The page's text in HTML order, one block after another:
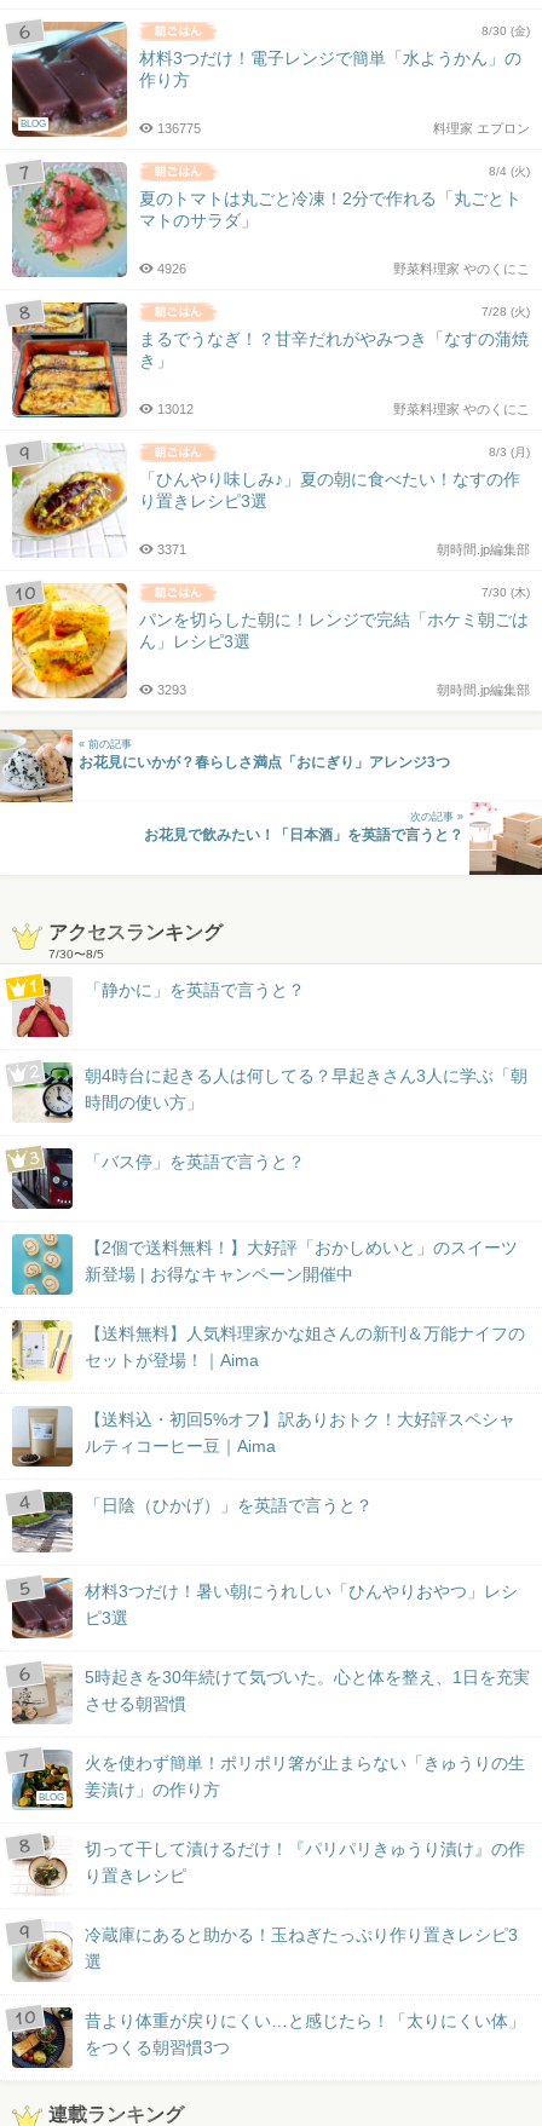
BLOG
8/30 (金)
材料3つだけ！電子レンジで簡単「水ようかん」の
作り方
料理家 エプロン
136775
8/4 (火)
夏のトマトは丸ごと冷凍！2分で作れる「丸ごとト
マトのサラダ」
野菜料理家 やのくにこ
4926
7/28 (火)
まるでうなぎ！？甘辛だれがやみつき「なすの蒲焼
き」
野菜料理家 やのくにこ
13012
8/3 (月)
「ひんやり味しみ♪」夏の朝に食べたい！なすの作
り置きレシピ3選
朝時間.jp編集部
3371
7/30 (木)
パンを切らした朝に！レンジで完結「ホケミ朝ごは
ん」レシピ3選
朝時間.jp編集部
3293
« 前の記事
お花見にいかが？春らしさ満点「おにぎり」アレンジ3つ
次の記事 »
お花見で飲みたい！「日本酒」を英語で言うと？
アクセスランキング
7/30〜8/5
「静かに」を英語で言うと？
朝4時台に起きる人は何してる？早起きさん3人に学ぶ「朝
時間の使い方」
「バス停」を英語で言うと？
【2個で送料無料！】大好評「おかしめいと」のスイーツ
新登場 | お得なキャンペーン開催中
【送料無料】人気料理家かな姐さんの新刊＆万能ナイフの
セットが登場！｜Aima
【送料込・初回5%オフ】訳ありおトク！大好評スペシャ
ルティコーヒー豆｜Aima
「日陰（ひかげ）」を英語で言うと？
材料3つだけ！暑い朝にうれしい「ひんやりおやつ」レシ
ピ3選
5時起きを30年続けて気づいた。心と体を整え、1日を充実
させる朝習慣
BLOG
火を使わず簡単！ポリポリ箸が止まらない「きゅうりの生
姜漬け」の作り方
切って干して漬けるだけ！『パリパリきゅうり漬け』の作
り置きレシピ
冷蔵庫にあると助かる！玉ねぎたっぷり作り置きレシピ3
選
昔より体重が戻りにくい…と感じたら！「太りにくい体」
をつくる朝習慣3つ
連載ランキング